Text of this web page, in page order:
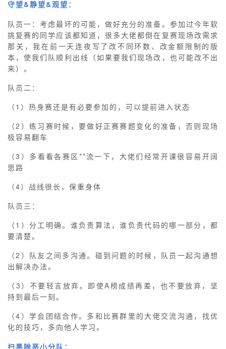
守望&静望&观望：
队员一：考虑最坏的可能，做好充分的准备。参加过今年软
挑复赛的同学应该都知道，很多大佬都倒在复赛现场改需求
那关，我在前一天连夜写了改不同环数、改金额限制的版
本，使我们队顺利出线（如果要我们现场改，也可能改不出
来）。
队员二：
（1）热身赛还是有必要参加的，可以提前进入状态
（2）练习赛时候，要做好正赛赛题变化的准备，否则现场
极容易翻车
（3）多看看各赛区**流一下，大佬们经常开课很容易开阔
思路
（4）战线很长，保重身体
队员三：
（1）分工明确。谁负责算法，谁负责代码的哪一部分，都
要清楚。
（2）队友之间多沟通。碰到问题的时候，队员一起沟通想
出解决办法。
（3）不要轻言放弃。即使A榜成绩再差，也不要放弃，坚
持到最后一刻。
（4）学会团结合作。多和比赛群里的大佬交流沟通，找优
化的技巧，多向他人学习。
扫黑除恶小分队：